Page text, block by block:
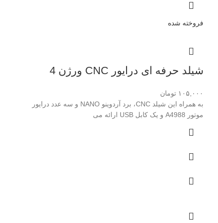
فروخته شده
شیلد حرفه ای درایور CNC ورژن 4
۱۰۵,۰۰۰ تومان
به همراه این شیلد CNC، برد آردوینو NANO و سه عدد درایور
موتور A4988 و یک کابل USB ارائه می